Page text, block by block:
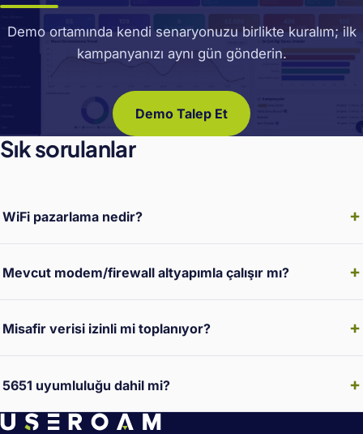
Demo ortamında kendi senaryonuzu birlikte kuralım; ilk
kampanyanızı aynı gün gönderin.
Demo Talep Et
Sık sorulanlar
WiFi pazarlama nedir?
Mevcut modem/firewall altyapımla çalışır mı?
Misafir verisi izinli mi toplanıyor?
5651 uyumluluğu dahil mi?